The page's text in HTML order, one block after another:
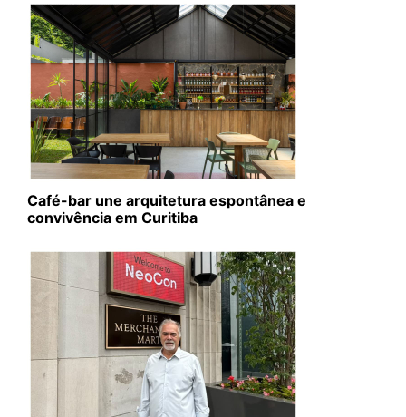
Café-bar une arquitetura espontânea e
convivência em Curitiba